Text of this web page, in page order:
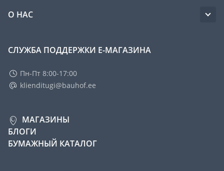
О НАС
СЛУЖБА ПОДДЕРЖКИ Е-МАГАЗИНА
Пн-Пт 8:00-17:00
klienditugi@bauhof.ee
МАГАЗИНЫ
БЛОГИ
БУМАЖНЫЙ КАТАЛОГ